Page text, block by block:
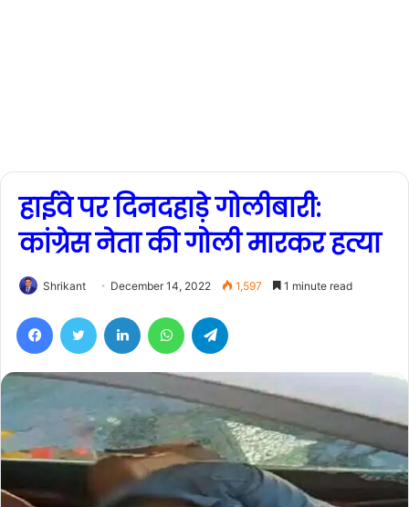
हाईवे पर दिनदहाड़े गोलीबारी:
कांग्रेस नेता की गोली मारकर हत्या
Shrikant December 14, 2022 1,597 1 minute read